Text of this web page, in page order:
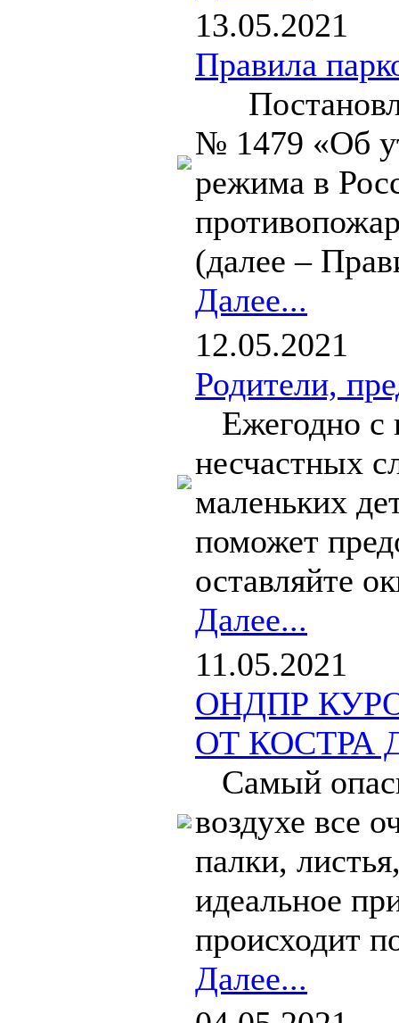
13.05.2021
Правила
№ 1479 «Об
режима в
(далее –
Далее...
12.05.2021
Родители,
Ежегодно с
несчастных
маленьких
поможет
оставляйте
Далее...
11.05.2021
ОНДПР
ОТ КОСТРА
Самый
воздухе все
палки,
идеальное
происходит
Далее...